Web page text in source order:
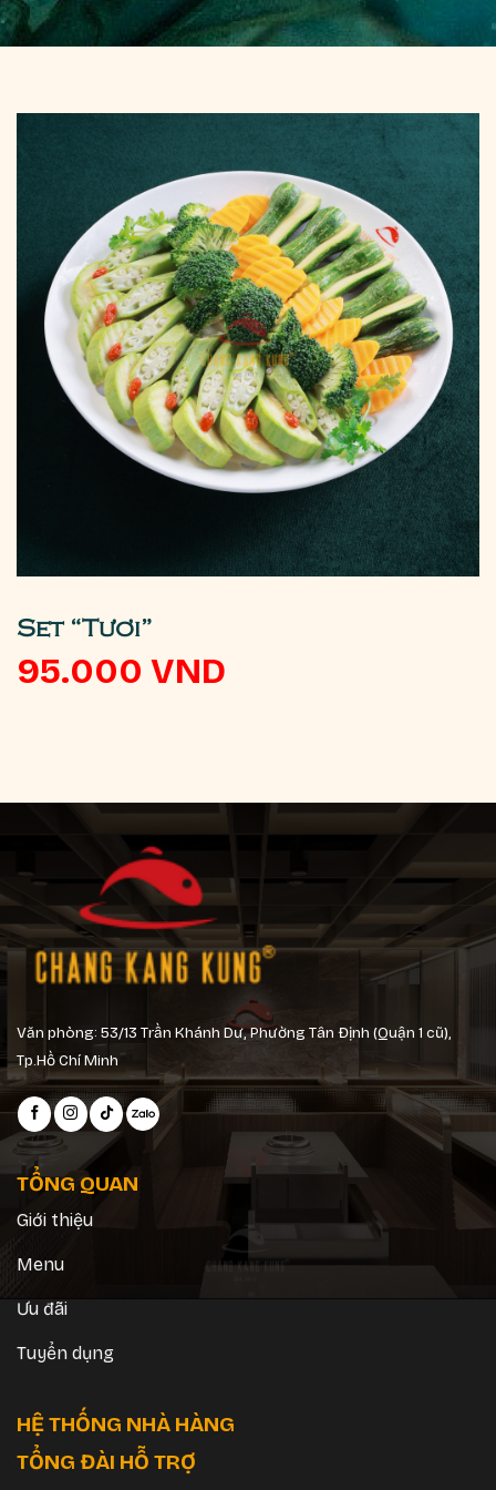
Set “Tươi”
95.000 VND
Văn phòng: 53/13 Trần Khánh Dư, Phường Tân Định (Quận 1 cũ),
Tp.Hồ Chí Minh
TỔNG QUAN
Giới thiệu
Menu
Ưu đãi
Tuyển dụng
HỆ THỐNG NHÀ HÀNG
TỔNG ĐÀI HỖ TRỢ